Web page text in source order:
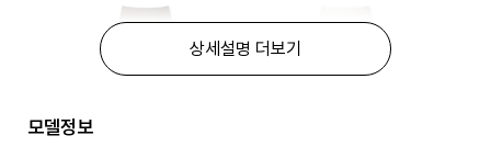
상세설명 더보기
모델정보